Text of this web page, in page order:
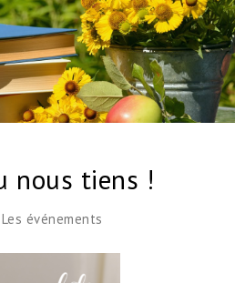
nous tiens !
Les événements